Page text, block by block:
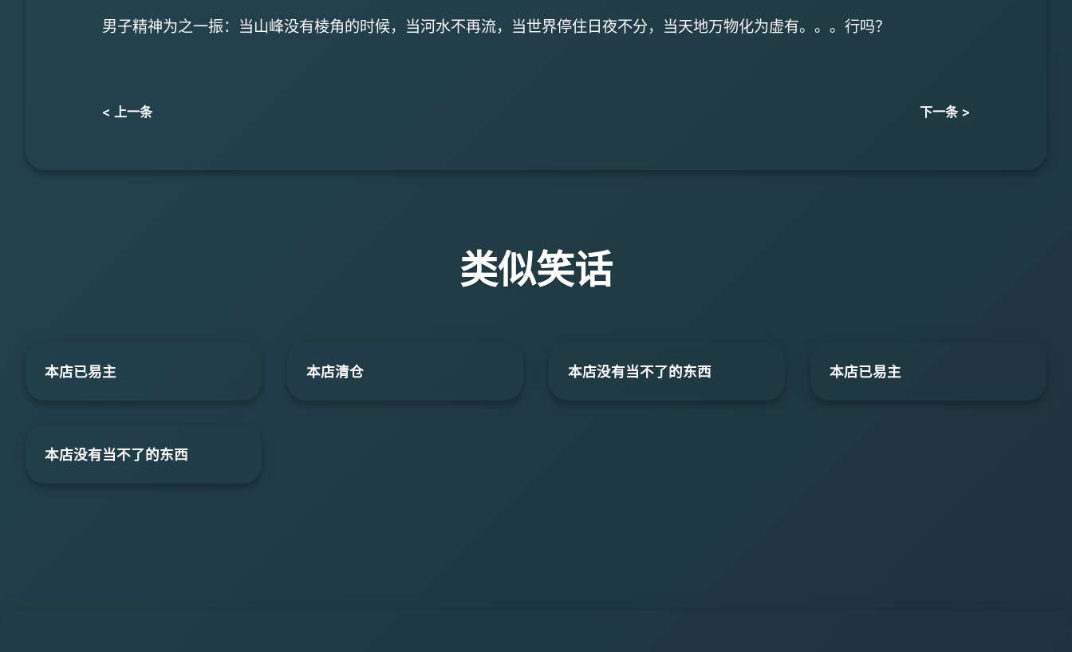
男子精神为之一振：当山峰没有棱角的时候，当河水不再流，当世界停住日夜不分，当天地万物化为虚有。。。行吗？
< 上一条 下一条 >
类似笑话
本店已易主 本店清仓 本店没有当不了的东西 本店已易主
本店没有当不了的东西